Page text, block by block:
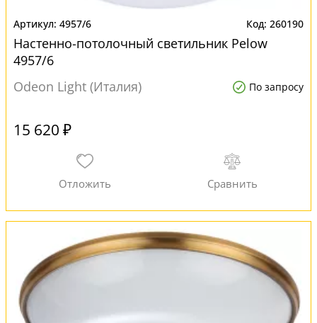
4957/6 260190
Настенно-потолочный светильник Pelow
4957/6
Odeon Light (Италия)
По запросу
15 620 ₽